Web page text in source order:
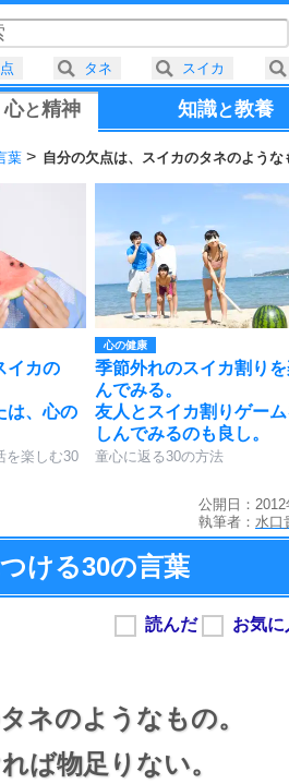
心と精神 知識と教養
葉 自分の欠点は、スイカのタネのような
イカの
は、心の
を楽しむ30
心の健康
季節外れのスイカ割りを
んでみる。
友人とスイカ割りゲー
しんでみるのも良し。
童心に返る30の方法
公開日：2012
執筆者： 水口
ける30の言葉
ネのようなもの。
ば物足りない。
タネ スイカ